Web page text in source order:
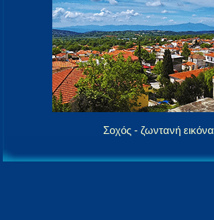
Σοχός - ζωντανή εικόνα